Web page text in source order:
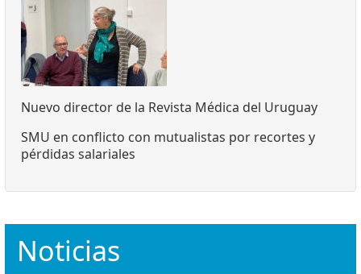
Nuevo director de la Revista Médica del Uruguay
SMU en conflicto con mutualistas por recortes y
pérdidas salariales
Noticias